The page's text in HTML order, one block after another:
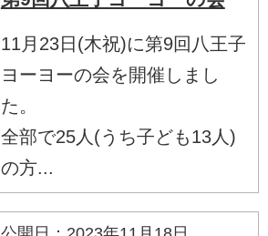
11月23日(木祝)に第9回八王子
ヨーヨーの会を開催しまし
た。
全部で25人(うち子ども13人)
の方...